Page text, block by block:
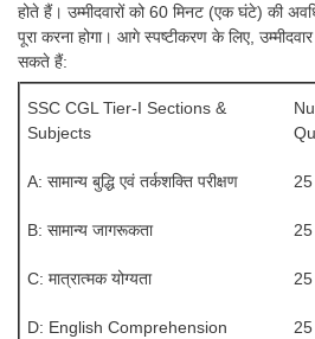
CHSL Sample Paper
CHSL Study Notes
EXAMS
Stenographers Grade 'C&D'
SSC Constable (GD)
SSC Junior Engineers (J.E.)
Junior Hindi Translators (JHT)
होते हैं। उम्मीदवारों को 60 मिनट (एक घंटे) की
पूरा करना होगा। आगे स्पष्टीकरण के लिए,
सकते हैं:
SSC CGL Tier-I Sections &
Subjects
A: सामान्य बुद्धि एवं तर्कशक्ति परीक्षण 25
B: सामान्य जागरूकता 25
C: मात्रात्मक योग्यता 25
D: English Comprehension 25